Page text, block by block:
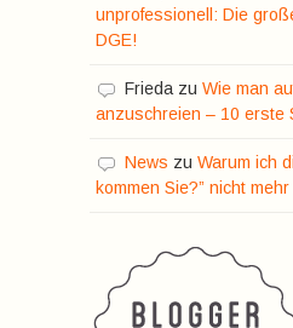
unprofessionell: Die
DGE!
Frieda zu Wie man
anzuschreien – 10 erste
News zu Warum ich
kommen Sie?” nicht